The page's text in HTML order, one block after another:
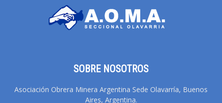
SOBRE NOSOTROS
Asociación Obrera Minera Argentina Sede Olavarría, Buenos
Aires, Argentina.